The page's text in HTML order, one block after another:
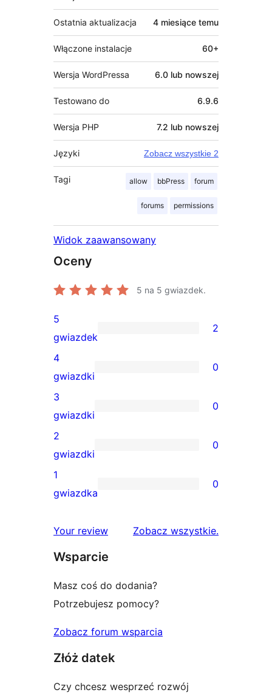
Ostatnia aktualizacja 4 miesiące temu
Włączone instalacje 60+
Wersja WordPressa 6.0 lub nowszej
Testowano do 6.9.6
Wersja PHP 7.2 lub nowszej
Języki Zobacz wszystkie 2
Tagi allow bbPress forum
forums permissions
Widok zaawansowany
Oceny
5 na 5 gwiazdek.
2
recenzje
5-
gwiazdkowe
5
gwiazdek
2
0
recenzji
4-
gwiazdkowych
4
gwiazdki
0
0
recenzji
3-
gwiazdkowych
3
gwiazdki
0
0
recenzji
2-
2
gwiazdki
0
0
1-
1
gwiazdka
0
Your review Zobacz wszystkierecenzje
.
Wsparcie
Masz coś do dodania?
Potrzebujesz pomocy?
Zobacz forum wsparcia
Złóż datek
Czy chcesz wesprzeć rozwój